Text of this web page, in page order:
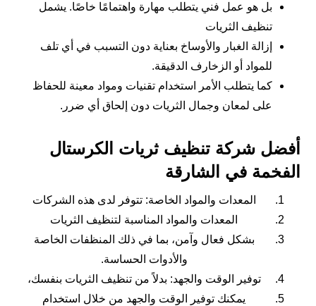
بل هو عمل فني يتطلب مهارة واهتمامًا خاصًا. يشمل
تنظيف الثريات
إزالة الغبار والأوساخ بعناية دون التسبب في أي تلف
للمواد أو الزخارف الدقيقة.
كما يتطلب الأمر استخدام تقنيات ومواد معينة للحفاظ
على لمعان وجمال الثريات دون إلحاق أي ضرر.
أفضل شركة تنظيف ثريات الكرستال
الفخمة في الشارقة
المعدات والمواد الخاصة: تتوفر لدى هذه الشركات
المعدات والمواد المناسبة لتنظيف الثريات
بشكل فعال وآمن، بما في ذلك المنظفات الخاصة
والأدوات الحساسة.
توفير الوقت والجهد: بدلاً من تنظيف الثريات بنفسك،
يمكنك توفير الوقت والجهد من خلال استخدام